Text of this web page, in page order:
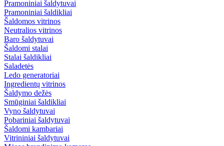
Pramoniniai šaldytuvai
Pramoniniai šaldikliai
Šaldomos vitrinos
Neutralios vitrinos
Baro šaldytuvai
Šaldomi stalai
Stalai šaldikliai
Saladetės
Ledo generatoriai
Ingredientų vitrinos
Šaldymo dežės
Smūginiai šaldikliai
Vyno šaldytuvai
Pobariniai šaldytuvai
Šaldomi kambariai
Vitrininiai šaldytuvai